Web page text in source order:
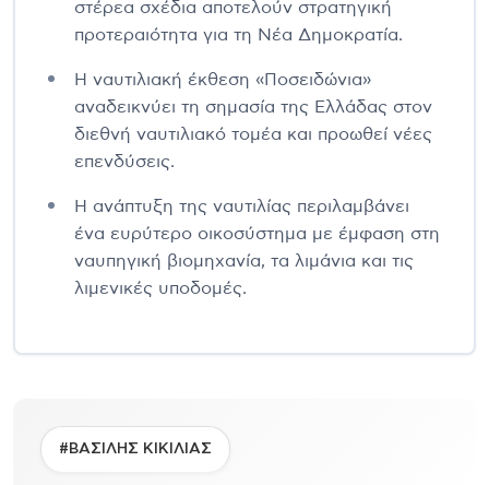
στέρεα σχέδια αποτελούν στρατηγική
προτεραιότητα για τη Νέα Δημοκρατία.
Η ναυτιλιακή έκθεση «Ποσειδώνια»
αναδεικνύει τη σημασία της Ελλάδας στον
διεθνή ναυτιλιακό τομέα και προωθεί νέες
επενδύσεις.
Η ανάπτυξη της ναυτιλίας περιλαμβάνει
ένα ευρύτερο οικοσύστημα με έμφαση στη
ναυπηγική βιομηχανία, τα λιμάνια και τις
λιμενικές υποδομές.
#ΒΑΣΙΛΗΣ ΚΙΚΙΛΙΑΣ